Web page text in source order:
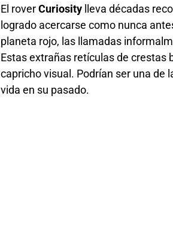
El roverCuriosity lleva décadas
logrado acercarse como nunca
planeta rojo, las llamadas
Estas extrañas retículas de crestas
capricho visual. Podrían ser una de
vida en su pasado.